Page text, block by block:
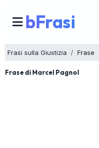
bFrasi
Frasi sulla Giustizia Frase
Frase di Marcel Pagnol